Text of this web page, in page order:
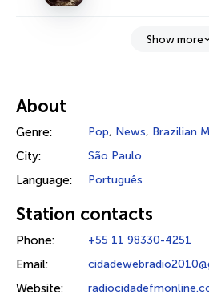
Show more
About
Genre: Pop, News, Brazilian
City: São Paulo
Language: Português
Station contacts
Phone: +55 11 98330-4251
Email:
Website: